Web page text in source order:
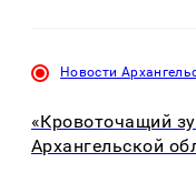
Новости
«Кровоточащий
Архангельской